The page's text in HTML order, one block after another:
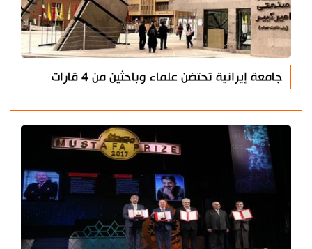
جامعة إيرانية تحتضن علماء وباحثين من 4 قارات